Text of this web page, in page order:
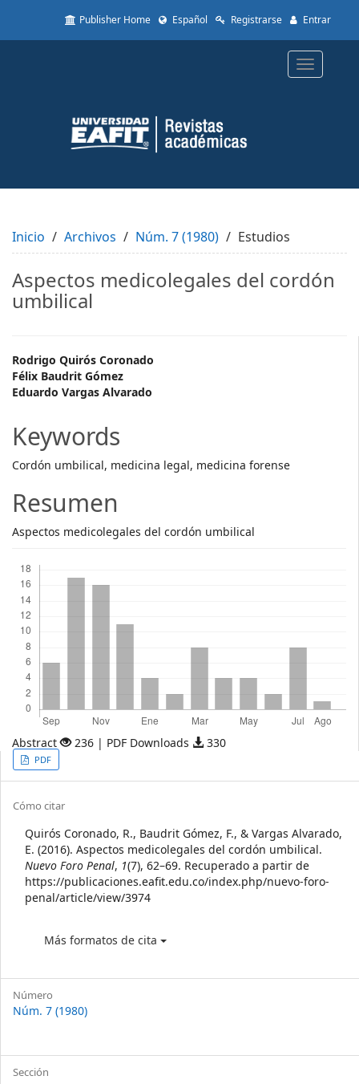
to
Content
Sidebar
Publisher Home Español Registrarse Entrar
Toggle
Inicio Archivos Núm. 7 (1980) Estudios
Aspectos medicolegales del cordón
umbilical
Main
Article
Rodrigo Quirós Coronado
Félix Baudrit Gómez
Eduardo Vargas Alvarado
Keywords
Cordón umbilical, medicina legal, medicina forense
Resumen
Aspectos medicolegales del cordón umbilical
Abstract 236 | PDF Downloads 330
Article
Sidebar
PDF
Article
Details
Cómo citar
Quirós Coronado, R., Baudrit Gómez, F., & Vargas Alvarado,
E. (2016). Aspectos medicolegales del cordón umbilical.
Nuevo Foro Penal, 1(7), 62–69. Recuperado a partir de
https://publicaciones.eafit.edu.co/index.php/nuevo-foro-
penal/article/view/3974
Más formatos de cita
Número
Núm. 7 (1980)
Sección